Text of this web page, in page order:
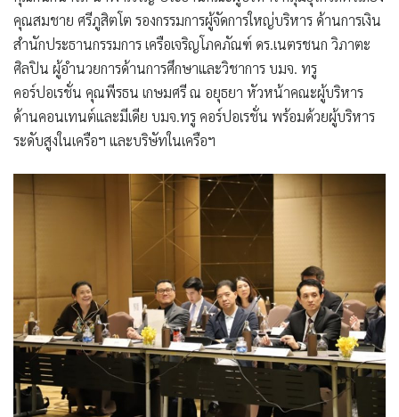
คุณสมชาย ศรีภูสิตโต รองกรรมการผู้จัดการใหญ่บริหาร ด้านการเงิน
สำนักประธานกรรมการ เครือเจริญโภคภัณฑ์ ดร.เนตรชนก วิภาตะ
ศิลปิน ผู้อำนวยการด้านการศึกษาและวิชาการ บมจ. ทรู
คอร์ปอเรชั่น คุณพีรธน เกษมศรี ณ อยุธยา หัวหน้าคณะผู้บริหาร
ด้านคอนเทนต์และมีเดีย บมจ.ทรู คอร์ปอเรชั่น พร้อมด้วยผู้บริหาร
ระดับสูงในเครือฯ และบริษัทในเครือฯ